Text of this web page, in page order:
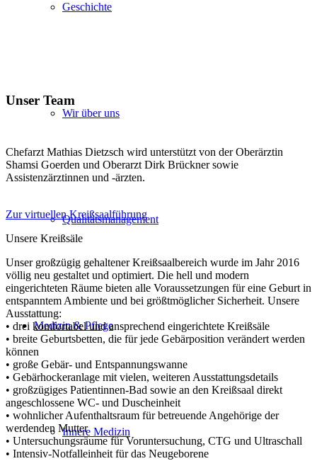
Geschichte
Wir über uns
Qualitätsmanagement
Medizin & Pflege
Innere Medizin
Unser Team
Chefarzt Mathias Dietzsch wird unterstützt von der Oberärztin
Shamsi Goerden und Oberarzt Dirk Brückner sowie
Assistenzärztinnen und -ärzten.
Zur virtuellen Kreißsaalführung
Unsere Kreißsäle
Unser großzügig gehaltener Kreißsaalbereich wurde im Jahr 2016
völlig neu gestaltet und optimiert. Die hell und modern
eingerichteten Räume bieten alle Voraussetzungen für eine Geburt in
entspanntem Ambiente und bei größtmöglicher Sicherheit. Unsere
Ausstattung:
• drei komfortabel und ansprechend eingerichtete Kreißsäle
• breite Geburtsbetten, die für jede Gebärposition verändert werden
können
• große Gebär- und Entspannungswanne
• Gebärhockeranlage mit vielen, weiteren Ausstattungsdetails
• großzügiges Patientinnen-Bad sowie an den Kreißsaal direkt
angeschlossene WC- und Duscheinheit
• wohnlicher Aufenthaltsraum für betreuende Angehörige der
werdenden Mutter
• Untersuchungsräume für Voruntersuchung, CTG und Ultraschall
• Intensiv-Notfalleinheit für das Neugeborene